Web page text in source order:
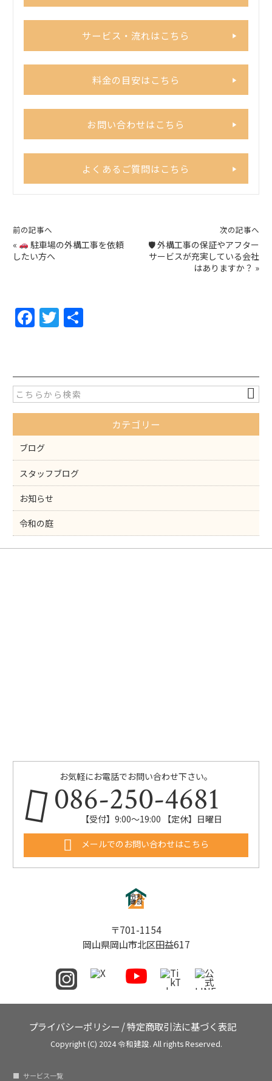
サービス・流れはこちら
料金の目安はこちら
お問い合わせはこちら
よくあるご質問はこちら
前の記事へ
«
駐車場の外構工事を依頼
したい方へ
次の記事へ
🛡 外構工事の保証やアフター
サービスが充実している会社
はありますか？ »
F
a
e
b
o
o
k
T
w
er
カテゴリー
ブログ
スタッフブログ
お知らせ
令和の庭
お気軽にお電話でお問い合わせ下さい。
086-250-4681
【受付】9:00〜19:00 【定休】日曜日
メールでのお問い合わせはこちら
〒701-1154
岡山県岡山市北区田益617
プライバシーポリシー /特定商取引法に基づく表記
Copyright (C) 2024 令和建設. All rights Reserved.
サービス一覧